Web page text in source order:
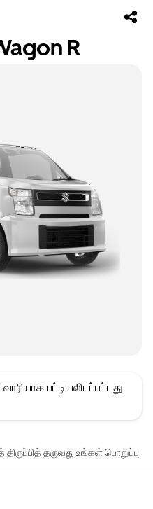
R
வாரியாக பட்டியலிடப்பட்டது
தருவது உங்கள் பொறுப்பு.